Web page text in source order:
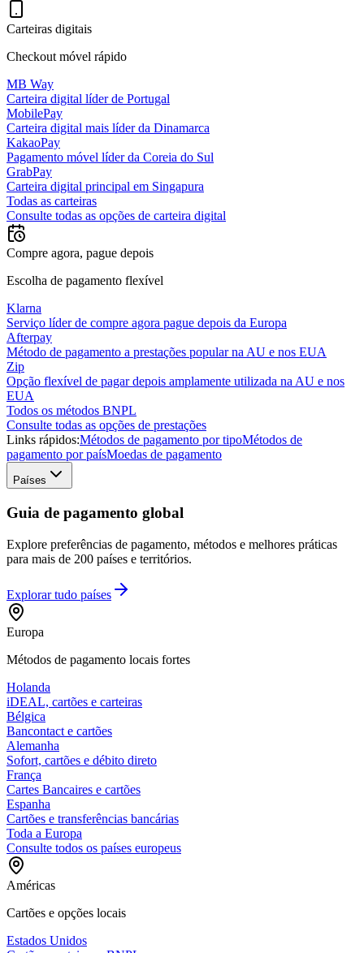
Carteiras digitais
Checkout móvel rápido
MB Way
Carteira digital líder de Portugal
MobilePay
Carteira digital mais líder da Dinamarca
KakaoPay
Pagamento móvel líder da Coreia do Sul
GrabPay
Carteira digital principal em Singapura
Todas as carteiras
Consulte todas as opções de carteira digital
Compre agora, pague depois
Escolha de pagamento flexível
Klarna
Serviço líder de compre agora pague depois da Europa
Afterpay
Método de pagamento a prestações popular na AU e nos EUA
Zip
Opção flexível de pagar depois amplamente utilizada na AU e nos
EUA
Todos os métodos BNPL
Consulte todas as opções de prestações
Links rápidos:Métodos de pagamento por tipoMétodos de
pagamento por paísMoedas de pagamento
Países
Guia de pagamento global
Explore preferências de pagamento, métodos e melhores práticas
para mais de 200 países e territórios.
Explorar tudo países
Europa
Métodos de pagamento locais fortes
Holanda
iDEAL, cartões e carteiras
Bélgica
Bancontact e cartões
Alemanha
Sofort, cartões e débito direto
França
Cartes Bancaires e cartões
Espanha
Cartões e transferências bancárias
Toda a Europa
Consulte todos os países europeus
Américas
Cartões e opções locais
Estados Unidos